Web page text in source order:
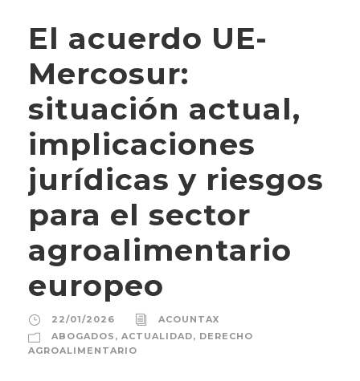
El acuerdo UE-
Mercosur:
situación actual,
implicaciones
jurídicas y riesgos
para el sector
agroalimentario
europeo
22/01/2026
ACOUNTAX
ABOGADOS , ACTUALIDAD, DERECHO
AGROALIMENTARIO